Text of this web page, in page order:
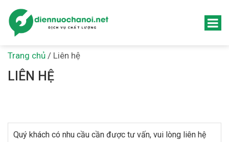
Trang chủ / Liên hệ
LIÊN HỆ
Quý khách có nhu cầu cần được tư vấn, vui lòng liên hệ